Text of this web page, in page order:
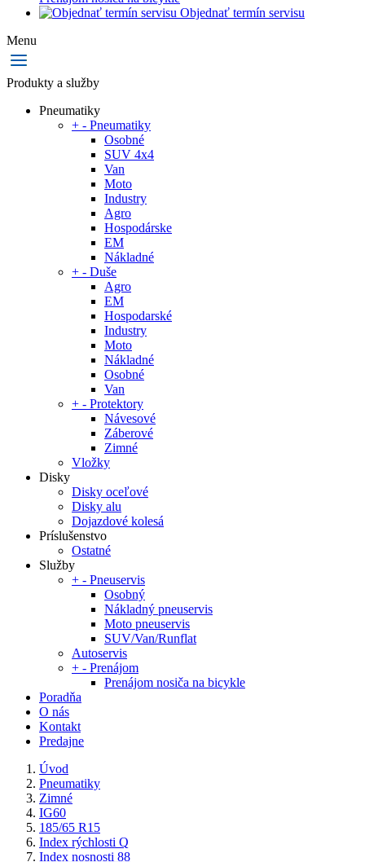
Objednať termín servisu
Menu
Produkty a služby
Pneumatiky
+ - Pneumatiky
Osobné
SUV 4x4
Van
Moto
Industry
Agro
Hospodárske
EM
Nákladné
+ - Duše
Agro
EM
Hospodarské
Industry
Moto
Nákladné
Osobné
Van
+ - Protektory
Návesové
Záberové
Zimné
Vložky
Disky
Disky oceľové
Disky alu
Dojazdové kolesá
Príslušenstvo
Ostatné
Služby
+ - Pneuservis
Osobný
Nákladný pneuservis
Moto pneuservis
SUV/Van/Runflat
Autoservis
+ - Prenájom
Prenájom nosiča na bicykle
Poradňa
O nás
Kontakt
Predajne
Úvod
Pneumatiky
Zimné
IG60
185/65 R15
Index rýchlosti Q
Index nosnosti 88